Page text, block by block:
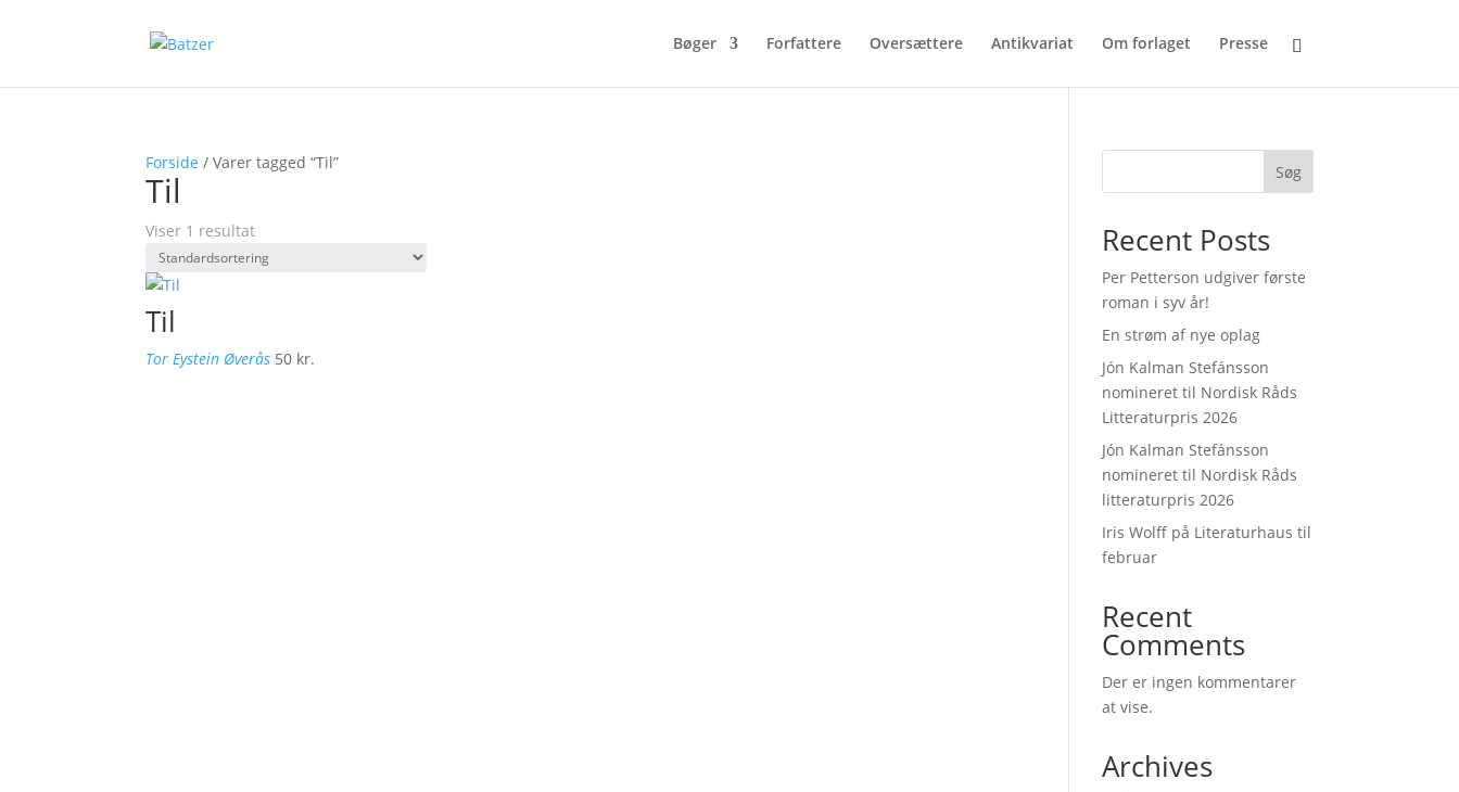
Bøger Forfattere Oversættere Antikvariat Om forlaget Presse
Forside / Varer tagged “Til”
Til
Viser 1 resultat
Til
Tor Eystein Øverås 50 kr.
Søg
Recent Posts
Per Petterson udgiver første
roman i syv år!
En strøm af nye oplag
Jón Kalman Stefánsson
nomineret til Nordisk Råds
Litteraturpris 2026
Jón Kalman Stefánsson
nomineret til Nordisk Råds
litteraturpris 2026
Iris Wolff på Literaturhaus til
februar
Recent
Comments
Der er ingen kommentarer
at vise.
Archives